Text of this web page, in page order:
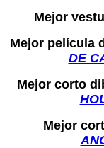
Mejor
Mejor película
DE
Mejor corto
Mejor